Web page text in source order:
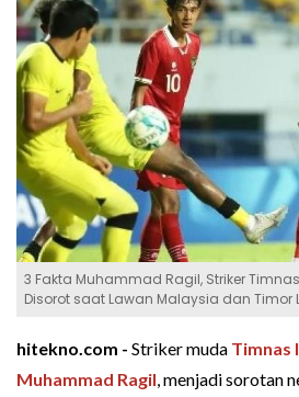
3 Fakta Muhammad Ragil, Striker
Disorot saat Lawan Malaysia dan Timor
hitekno.com - Striker muda Timnas
Muhammad Ragil, menjadi sorotan